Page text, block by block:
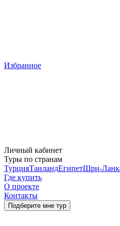
Избранное
Личный кабинет
Туры по странам
ТурцияТаиландЕгипетШри-
Где купить
О проекте
Контакты
Подберите мне тур